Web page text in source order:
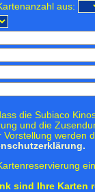
aus:
die Subiaco
und die
werden
sind Ihre Karten